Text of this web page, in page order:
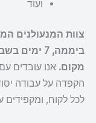
ועוד
ביממה, 7
מקום. אנו עובדים
הקפדה על עבודה
לכל לקוח, ומקפידים